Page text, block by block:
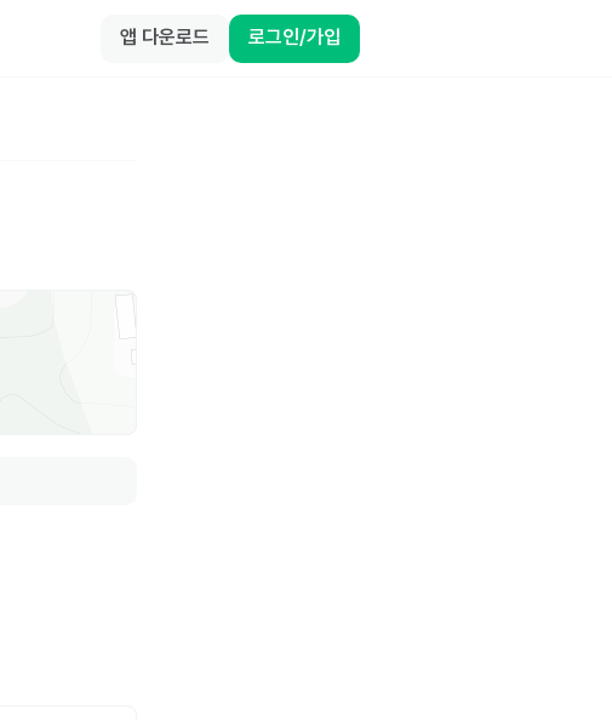
앱 다운로드 로그인/가입